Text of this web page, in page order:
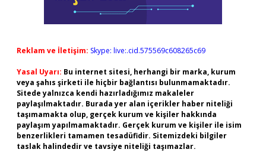
Reklam ve İletişim: Skype: live:.cid.575569c608265c69
Yasal Uyarı: Bu internet sitesi, herhangi bir marka, kurum
veya şahıs şirketi ile hiçbir bağlantısı bulunmamaktadır.
Sitede yalnızca kendi hazırladığımız makaleler
paylaşılmaktadır. Burada yer alan içerikler haber niteliği
taşımamakta olup, gerçek kurum ve kişiler hakkında
paylaşım yapılmamaktadır. Gerçek kurum ve kişiler ile isim
benzerlikleri tamamen tesadüfidir. Sitemizdeki bilgiler
taslak halindedir ve tavsiye niteliği taşımazlar.